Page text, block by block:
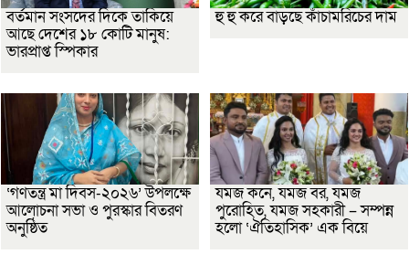
বর্তমান সংসদের দিকে তাকিয়ে
আছে দেশের ১৮ কোটি মানুষ:
ভারপ্রাপ্ত স্পিকার
হু হু করে বাড়ছে কাঁচামরিচের দাম
‘গণতন্ত্র মা দিবস-২০২৬’ উপলক্ষে
আলোচনা সভা ও পুরস্কার বিতরণ
অনুষ্ঠিত
যমজ কনে, যমজ বর, যমজ
পুরোহিত, যমজ সহকারী – সম্পন্ন
হলো ‘ঐতিহাসিক’ এক বিয়ে